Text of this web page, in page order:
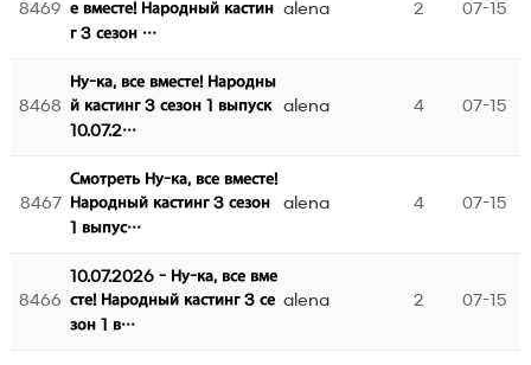
8469
е вместе! Народный кастин
г 3 сезон …
alena 2 07-15
8468
Ну-ка, все вместе! Народны
й кастинг 3 сезон 1 выпуск
10.07.2…
alena 4 07-15
8467
Смотреть Ну-ка, все вместе!
Народный кастинг 3 сезон
1 выпус…
alena 4 07-15
8466
10.07.2026 - Ну-ка, все вме
сте! Народный кастинг 3 се
зон 1 в…
alena 2 07-15